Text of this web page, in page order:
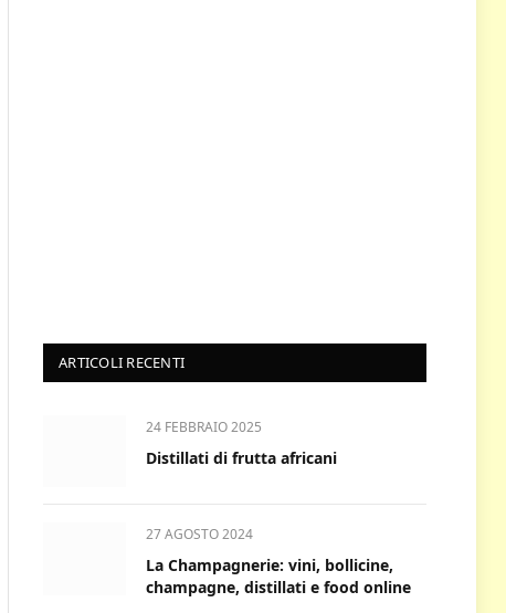
ARTICOLI RECENTI
24 FEBBRAIO 2025
Distillati di frutta africani
27 AGOSTO 2024
La Champagnerie: vini, bollicine,
champagne, distillati e food online